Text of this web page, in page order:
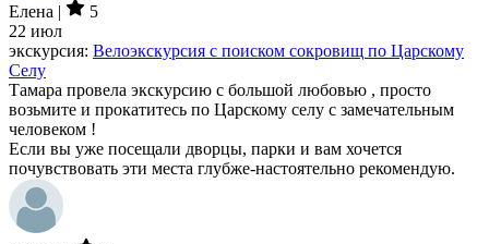
Елена |
5
22 июл
экскурсия: Велоэкскурсия с поиском сокровищ по Царскому
Селу
Тамара провела экскурсию с большой любовью , просто
возьмите и прокатитесь по Царскому селу с замечательным
человеком !
Если вы уже посещали дворцы, парки и вам хочется
почувствовать эти места глубже-настоятельно рекомендую.